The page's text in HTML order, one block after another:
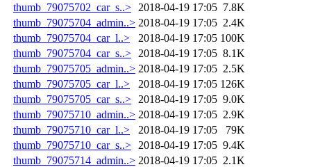
thumb_79075702_car_s..>
2018-04-19 17:05 7.8K
thumb_79075704_admin..> 2018-04-19 17:05 2.4K
thumb_79075704_car_l..>
2018-04-19 17:05 100K
thumb_79075704_car_s..>
2018-04-19 17:05 8.1K
thumb_79075705_admin..> 2018-04-19 17:05 2.5K
thumb_79075705_car_l..>
2018-04-19 17:05 126K
thumb_79075705_car_s..>
2018-04-19 17:05 9.0K
thumb_79075710_admin..> 2018-04-19 17:05 2.9K
thumb_79075710_car_l..>
2018-04-19 17:05
79K
thumb_79075710_car_s..>
2018-04-19 17:05 9.4K
thumb_79075714_admin..> 2018-04-19 17:05 2.1K